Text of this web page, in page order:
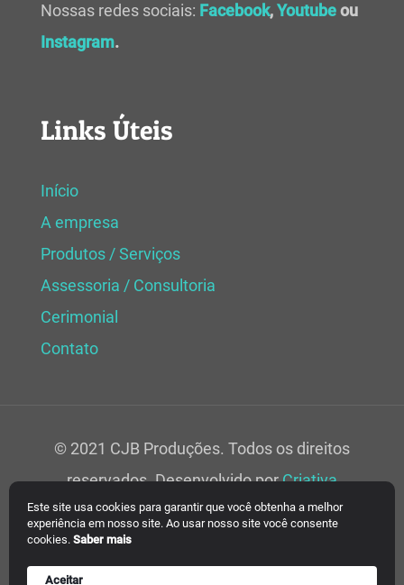
Este site usa cookies para garantir que você obtenha a melhor
experiência em nosso site. Ao usar nosso site você consente
cookies. Saber mais
Aceitar
Nossas redes sociais: Facebook,Youtubeou
Instagram.
Links Úteis
Início
A empresa
Produtos / Serviços
Assessoria / Consultoria
Cerimonial
Contato
© 2021 CJB Produções. Todos os direitos
reservados. Desenvolvido porCriativa
Soluções Web.